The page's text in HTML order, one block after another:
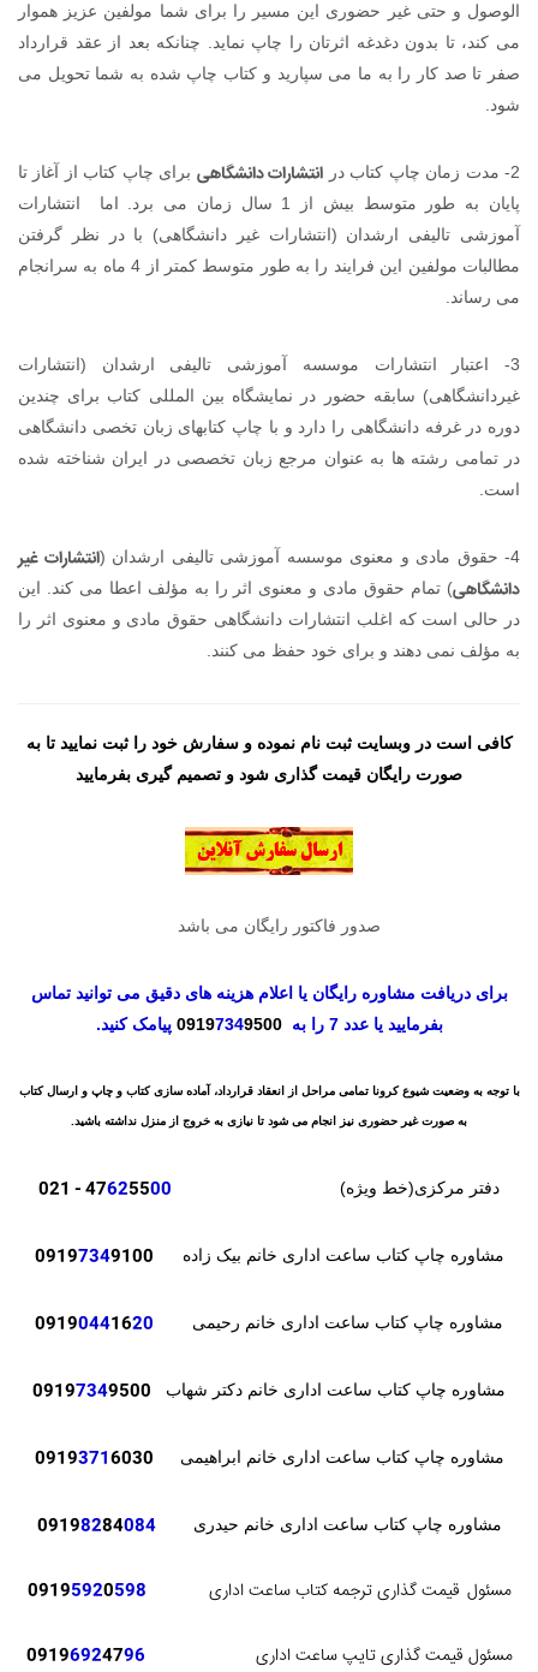
الوصول و حتی غیر حضوری این مسیر را برای شما مولفین عزیز هموار
می کند، تا بدون دغدغه اثرتان را چاپ نماید. چنانکه بعد از عقد قرارداد
صفر تا صد کار را به ما می سپارید و کتاب چاپ شده به شما تحویل می
شود.
2- مدت زمان چاپ کتاب در انتشارات دانشگاهی برای چاپ کتاب از آغاز تا
پایان به طور متوسط بیش از 1 سال زمان می برد. اما انتشارات
آموزشی تالیفی ارشدان (انتشارات غیر دانشگاهی) با در نظر گرفتن
مطالبات مولفین این فرایند را به طور متوسط کمتر از 4 ماه به سرانجام
می رساند.
3- اعتبار انتشارات موسسه آموزشی تالیفی ارشدان (انتشارات
غیردانشگاهی) سابقه حضور در نمایشگاه بین المللی کتاب برای چندین
دوره در غرفه دانشگاهی را دارد و با چاپ کتابهای زبان تخصی دانشگاهی
در تمامی رشته ها به عنوان مرجع زبان تخصصی در ایران شناخته شده
است.
4- حقوق مادی و معنوی موسسه آموزشی تالیفی ارشدان (
انتشارات غیر
دانشگاهی) تمام حقوق مادی و معنوی اثر را به مؤلف اعطا می کند. این
در حالی است که اغلب انتشارات دانشگاهی حقوق مادی و معنوی اثر را
به مؤلف نمی دهند و برای خود حفظ می کنند.
کافی است در وبسایت ثبت نام نموده و سفارش خود را ثبت نمایید تا به
صورت رایگان قیمت گذاری شود و تصمیم گیری بفرمایید
صدور فاکتور رایگان می باشد
برای دریافت مشاوره رایگان یا اعلام هزینه های دقیق می توانید تماس
بفرمایید یا عدد 7 را به
09197349500 پیامک کنید.
با توجه به وضعیت شیوع کرونا تمامی مراحل از انعقاد قرارداد، آماده سازی کتاب و چاپ و ارسال کتاب
به صورت غیر حضوری نیز انجام می شود تا نیازی به خروج از منزل نداشته باشید.
دفتر مرکزی(خط ویژه) 47625500
- 021
مشاوره چاپ کتاب ساعت اداری خانم بیک زاده 09197349100
مشاوره چاپ کتاب ساعت اداری خانم رحیمی 09190441620
مشاوره چاپ کتاب ساعت اداری خانم دکتر شهاب 09197349500
مشاوره چاپ کتاب ساعت اداری خانم ابراهیمی 3716030
مشاوره چاپ کتاب ساعت اداری خانم حیدری 0919
8284084
مسئول قیمت گذاری ترجمه کتاب ساعت اداری 09195920598
مسئول قیمت گذاری تایپ ساعت اداری 09196924796